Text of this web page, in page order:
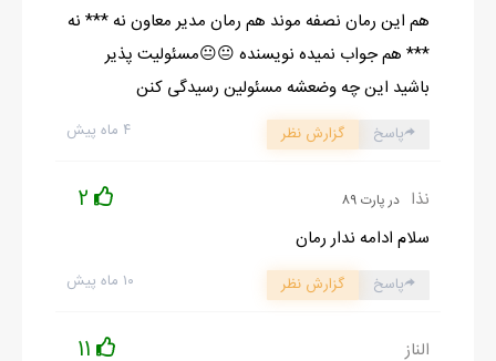
هم این رمان نصفه موند هم رمان مدیر معاون نه *** نه
*** هم جواب نمیده نویسنده 😐😐مسئولیت پذیر
باشید این چه وضعشه مسئولین رسیدگی کنن
۴ ماه پیش پاسخ گزارش نظر
نذا در پارت 89 2
سلام ادامه ندار رمان
۱۰ ماه پیش پاسخ گزارش نظر
الناز 11